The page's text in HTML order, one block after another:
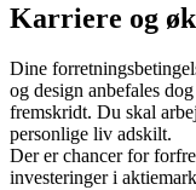
Karriere og
Dine
og design anbefales
fremskridt. Du skal
personlige liv adskilt.
Der er chancer for
investeringer i